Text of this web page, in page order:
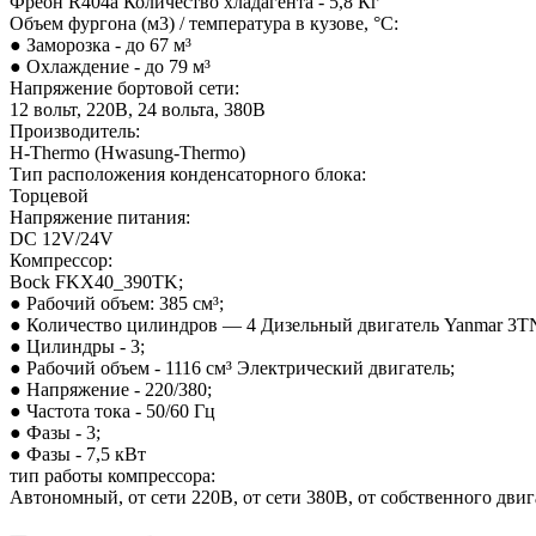
Объем фургона (м3) / температура в кузове, °С:
● Заморозка - до 67 м³
● Охлаждение - до 79 м³
Напряжение бортовой сети:
12 вольт, 220В, 24 вольта, 380В
Производитель:
H-Thermo (Hwasung-Thermo)
Тип расположения конденсаторного блока:
Торцевой
Напряжение питания:
DC 12V/24V
Компрессор:
Bock FKX40_390TK;
● Рабочий объем: 385 см³;
● Количество цилиндров — 4 Дизельный двигатель Yanmar
● Цилиндры - 3;
● Рабочий объем - 1116 см³ Электрический двигатель;
● Напряжение - 220/380;
● Частота тока - 50/60 Гц
● Фазы - 3;
● Фазы - 7,5 кВт
тип работы компрессора:
Автономный, от сети 220В, от сети 380В, от собственного